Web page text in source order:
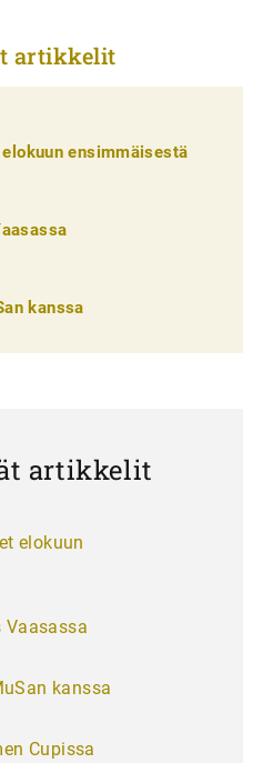
artikkelit
ensimmäisestä
kanssa
artikkelit
elokuun
kanssa
Cupissa